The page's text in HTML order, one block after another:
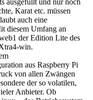
ausgefüllt und nur noch
Karat etc. müssen
auch eine
diesem Umfang an
der Edition Lite des
win.
aus Raspberry Pi
von allen Zwängen
der so volatilen,
Anbieter. Ob